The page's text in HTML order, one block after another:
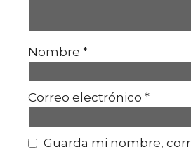
Nombre *
Correo electrónico *
Guarda mi nombre,